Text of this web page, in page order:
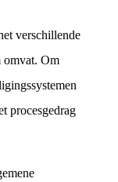
verschillende
omvat. Om
procesgedrag